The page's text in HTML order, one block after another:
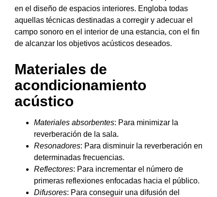
en el diseño de espacios interiores. Engloba todas
aquellas técnicas destinadas a corregir y adecuar el
campo sonoro en el interior de una estancia, con el fin
de alcanzar los objetivos acústicos deseados.
Materiales de
acondicionamiento
acústico
Materiales absorbentes: Para minimizar la
reverberación de la sala.
Resonadores: Para disminuir la reverberación en
determinadas frecuencias.
Reflectores: Para incrementar el número de
primeras reflexiones enfocadas hacia el público.
Difusores: Para conseguir una difusión del